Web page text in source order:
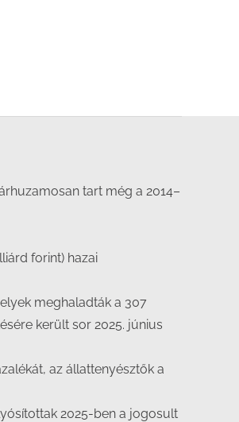
tart még a 2014–
forint) hazai
meghaladták a 307
került sor 2025. június
az állattenyésztők a
2025-ben a jogosult